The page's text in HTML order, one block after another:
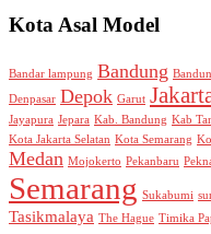
Kota Asal Model
Bandar lampung Bandung
Denpasar Depok Garut
Jayapura Jepara Kab. Bandung Kab
Kota Jakarta Selatan Kota Semarang
Medan Mojokerto Pekanbaru
Semarang Sukabumi
Tasikmalaya The Hague Timika